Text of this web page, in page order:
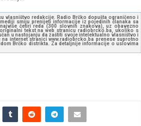
vlasništvo redakcije. Radio Brčko dopušta ograničeno i
smiju prenijeti informacije iz pojedinih članaka sa
četiri reda (300 slovnih znakova), uz obavezno
tekst na web stranicu radiobrcko.ba, ukoliko s
u nastojanju da zaštiti svoje intelektualno vlasništvo i
internet stranici www.radiobrcko.ba prenese suprotno
Brčko distrikta. Za detaljnije informacije o uslovima